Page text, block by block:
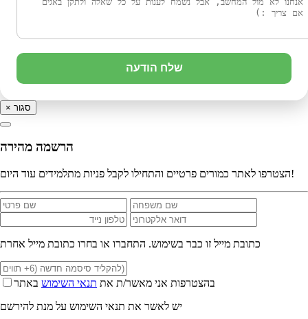
שלח הודעה
× סגור
הרשמה מהירה
הצטרפו לאתר כמורים פרטיים והתחילו לקבל פניות מתלמידים עוד היום!
כתובת מייל זו כבר בשימוש. התחברו או בחרו כתובת מייל אחרת
בהצטרפות אני מאשר/ת את תנאי השימוש באתר
יש לאשר את תנאי השימוש על מנת להירשם